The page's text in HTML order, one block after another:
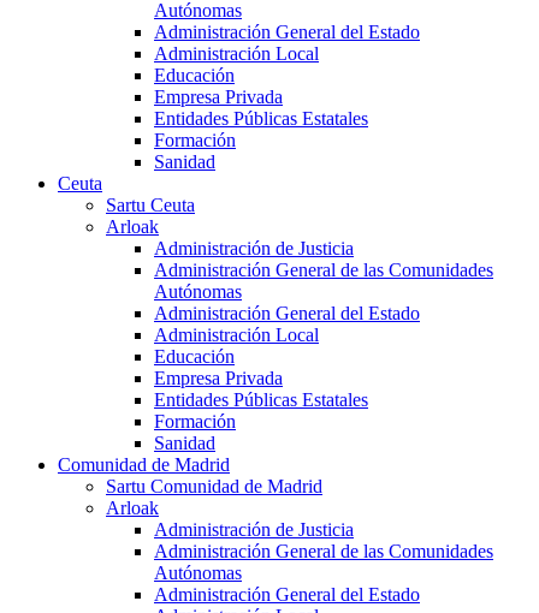
Autónomas
Administración General del Estado
Administración Local
Educación
Empresa Privada
Entidades Públicas Estatales
Formación
Sanidad
Ceuta
Sartu Ceuta
Arloak
Administración de Justicia
Administración General de las Comunidades
Autónomas
Administración General del Estado
Administración Local
Educación
Empresa Privada
Entidades Públicas Estatales
Formación
Sanidad
Comunidad de Madrid
Sartu Comunidad de Madrid
Arloak
Administración de Justicia
Administración General de las Comunidades
Autónomas
Administración General del Estado